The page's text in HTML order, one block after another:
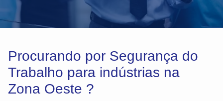
Procurando por Segurança do
Trabalho para indústrias na
Zona Oeste ?